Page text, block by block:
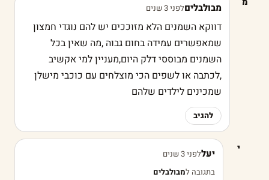
מבולבליםלפני 3 שנים
דווקא השמנים הלא מזוככים יש להם נוגדי חמצון
שמאפשרים עמידה בחום גבוה ,מה שאין בכל
השמנים מבוססי דלק היום,מעניין למי אקשיב
,לכתבה או לשפים הכי מוצלחים עם כוכבי מישלן
שמכינים לילדים שלהם
להגיב
י יעללפני 3 שנים
בתגובה למבולבלים